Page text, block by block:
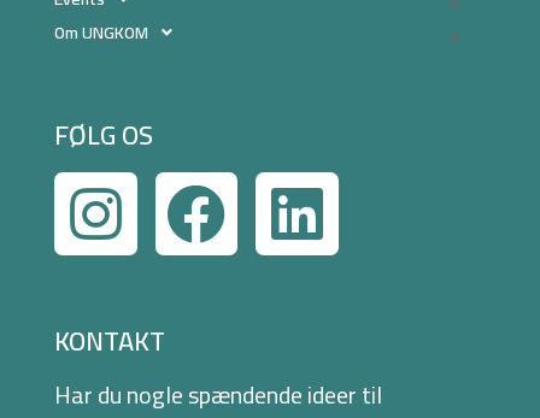
Om UNGKOM
FØLG OS
KONTAKT
Har du nogle spændende ideer til